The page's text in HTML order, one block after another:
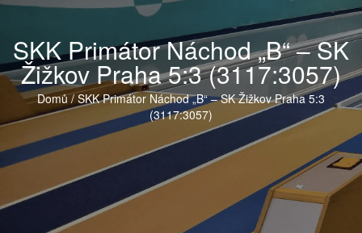
SKK Primátor Náchod „B“ – SK
Žižkov Praha 5:3 (3117:3057)
Domů / SKK Primátor Náchod „B“ – SK Žižkov Praha 5:3
(3117:3057)